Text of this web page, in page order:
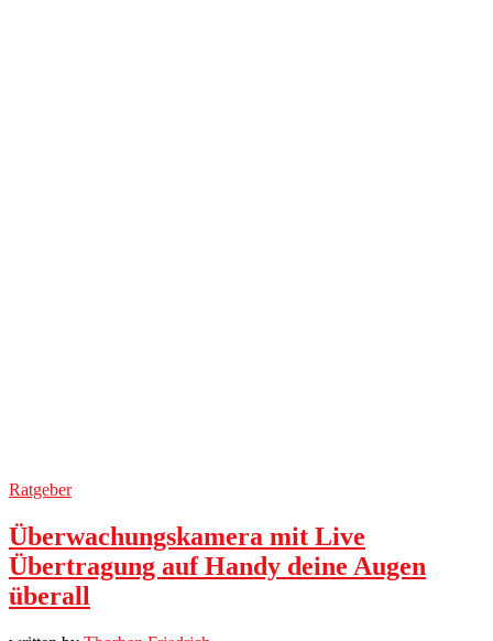
Ratgeber
Überwachungskamera mit Live
Übertragung auf Handy deine Augen
überall